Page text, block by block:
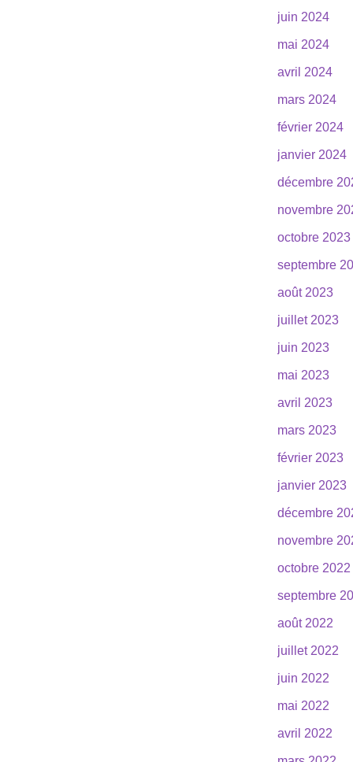
juin 2024
mai 2024
avril 2024
mars 2024
février 2024
janvier 2024
décembre
novembre
octobre 2023
septembre
août 2023
juillet 2023
juin 2023
mai 2023
avril 2023
mars 2023
février 2023
janvier 2023
décembre
novembre
octobre 2022
septembre
août 2022
juillet 2022
juin 2022
mai 2022
avril 2022